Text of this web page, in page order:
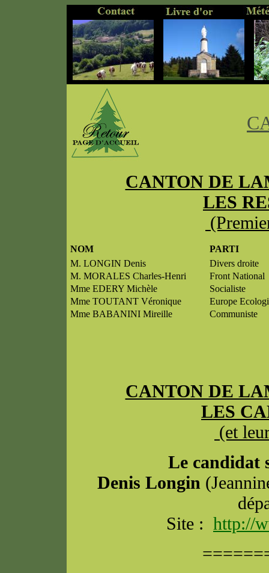
CANTON DE
LES
NOM
PARTI
M. LONGIN Denis
Divers droite
M. MORALES Charles-Henri
Front National
Mme EDERY Michèle
Socialiste
Mme TOUTANT Véronique
Europe
Mme BABANINI Mireille
Communiste
CANTON DE
LES
(et
Le candidat
Denis Longin
Site : http://